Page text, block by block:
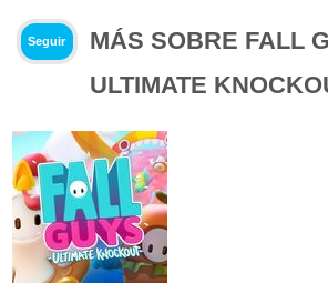
Seguir
MÁS SOBRE FALL
ULTIMATE